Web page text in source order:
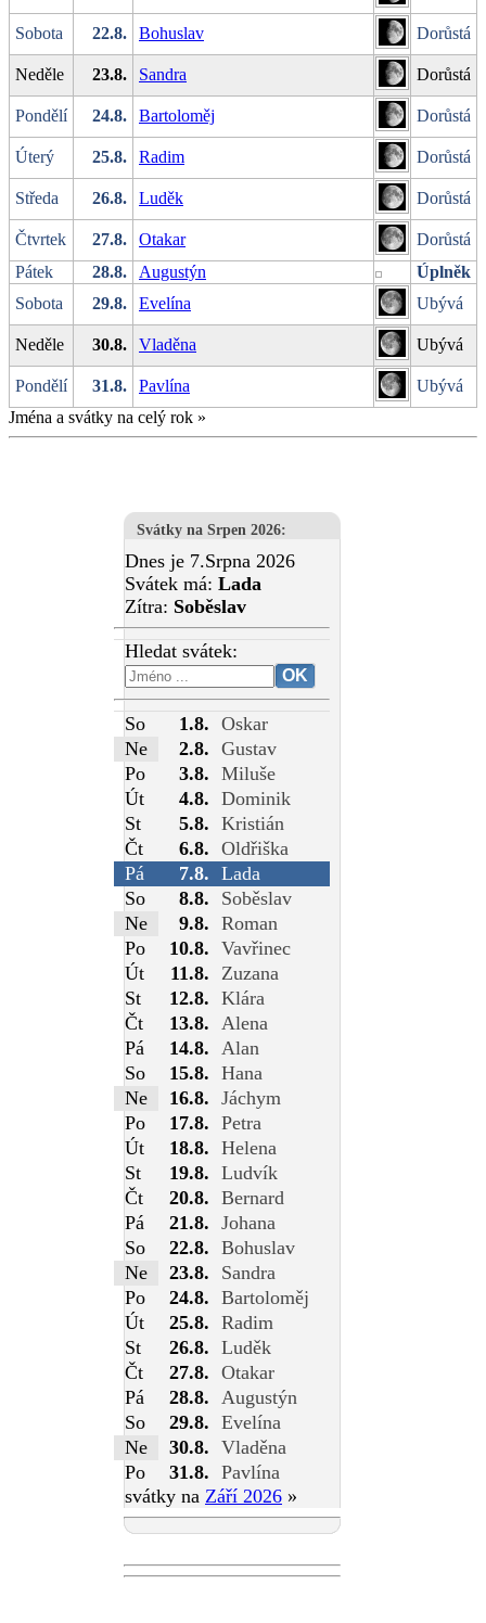
Sobota 22.8. Bohuslav Dorůstá
Neděle 23.8. Sandra Dorůstá
Pondělí 24.8. Bartoloměj Dorůstá
Úterý 25.8. Radim Dorůstá
Středa 26.8. Luděk Dorůstá
Čtvrtek 27.8. Otakar
Dorůstá
Pátek
28.8. Augustýn
Úplněk
Sobota
29.8. Evelína Ubývá
Neděle 30.8. Vladěna Ubývá
Pondělí 31.8. Pavlína
Ubývá
Jména a svátky na celý rok »
Svátky na Srpen 2026:
Dnes je 7.Srpna 2026
Svátek má: Lada
Zítra: Soběslav
Hledat svátek:
So 1.8. Oskar
Ne
2.8. Gustav
Po
3.8. Miluše
Út
4.8. Dominik
St
5.8. Kristián
Čt
6.8. Oldřiška
Pá
7.8. Lada
So
8.8.
Soběslav
Ne
9.8. Roman
Po
10.8. Vavřinec
Út
11.8.
Zuzana
St
12.8. Klára
Čt
13.8.
Alena
Pá
14.8.
Alan
So
15.8. Hana
Ne
16.8. Jáchym
Po
17.8. Petra
Út
18.8. Helena
St
19.8. Ludvík
Čt
20.8. Bernard
Pá
21.8. Johana
So
22.8. Bohuslav
Ne
23.8.
Sandra
Po
24.8. Bartoloměj
Út
25.8. Radim
St
26.8. Luděk
Čt
27.8. Otakar
Pá
28.8.
Augustýn
So
29.8. Evelína
Ne
30.8. Vladěna
Po
31.8. Pavlína
svátky na Září 2026 »